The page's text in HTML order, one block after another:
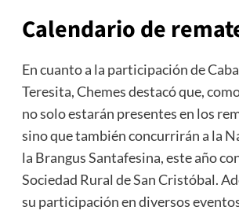
Calendario de
En cuanto a la participación de
Teresita, Chemes destacó que,
no solo estarán presentes en los
sino que también concurrirán a la
la Brangus Santafesina, este año
Sociedad Rural de San Cristóbal.
su participación en diversos